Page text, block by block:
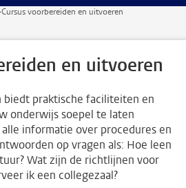
Cursus voorbereiden en uitvoeren
en uitvoeren
biedt praktische faciliteiten en
onderwijs soepel te laten
informatie over procedures en
op vragen als: Hoe leen
Wat zijn de richtlijnen voor
ik een collegezaal?